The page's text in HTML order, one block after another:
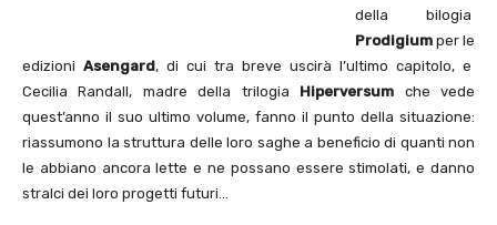
della bilogia
Prodigium per le
edizioni Asengard, di cui tra breve uscirà l’ultimo capitolo, e
Cecilia Randall, madre della trilogia Hiperversum che vede
quest’anno il suo ultimo volume, fanno il punto della situazione:
riassumono la struttura delle loro saghe a beneficio di quanti non
le abbiano ancora lette e ne possano essere stimolati, e danno
stralci dei loro progetti futuri…